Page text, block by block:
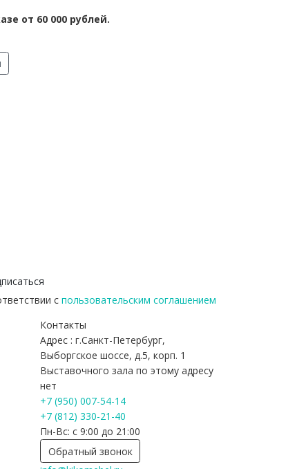
от 60 000 рублей.
с пользовательским соглашением
Контакты
Адрес : г.Санкт-Петербург,
Выборгское шоссе, д.5, корп. 1
Выставочного зала по этому адресу
нет
+7 (950) 007-54-14
+7 (812) 330-21-40
Пн-Вс: с 9:00 до 21:00
Обратный звонок